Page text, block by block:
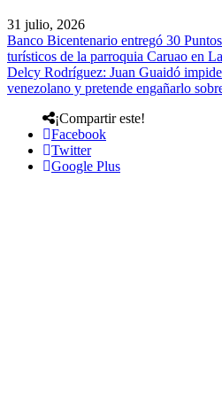
31 julio, 2026
Banco Bicentenario entregó 30
turísticos de la parroquia Caruao en
Delcy Rodríguez: Juan Guaidó
venezolano y pretende engañarlo
¡Compartir este!
Facebook
Twitter
Google Plus